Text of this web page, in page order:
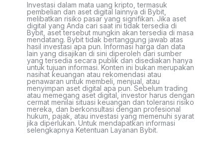
Investasi dalam mata uang kripto, termasuk
pembelian dan aset digital lainnya di Bybit,
melibatkan risiko pasar yang signifikan. Jika aset
digital yang Anda cari saat ini tidak tersedia di
Bybit, aset tersebut mungkin akan tersedia di masa
mendatang. Bybit tidak bertanggung jawab atas
hasil investasi apa pun. Informasi harga dan data
lain yang disajikan di sini diperoleh dari sumber
yang tersedia secara publik dan disediakan hanya
untuk tujuan informasi. Konten ini bukan merupakan
nasihat keuangan atau rekomendasi atau
penawaran untuk membeli, menjual, atau
menyimpan aset digital apa pun. Sebelum trading
atau memegang aset digital, investor harus dengan
cermat menilai situasi keuangan dan toleransi risiko
mereka, dan berkonsultasi dengan profesional
hukum, pajak, atau investasi yang memenuhi syarat
jika diperlukan. Untuk mendapatkan informasi
selengkapnya Ketentuan Layanan Bybit.